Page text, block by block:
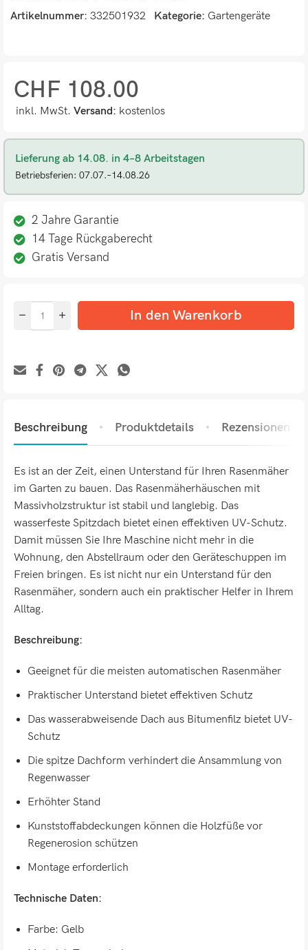
Artikelnummer: 332501932 Kategorie: Gartengeräte
CHF 108.00
inkl. MwSt. Versand: kostenlos
Lieferung ab 14.08. in 4–8 Arbeitstagen
Betriebsferien: 07.07.–14.08.26
2 Jahre Garantie
14 Tage Rückgaberecht
Gratis Versand
In den Warenkorb
Beschreibung Produktdetails Rezensionen (0)
Es ist an der Zeit, einen Unterstand für Ihren Rasenmäher
im Garten zu bauen. Das Rasenmäherhäuschen mit
Massivholzstruktur ist stabil und langlebig. Das
wasserfeste Spitzdach bietet einen effektiven UV-Schutz.
Damit müssen Sie Ihre Maschine nicht mehr in die
Wohnung, den Abstellraum oder den Geräteschuppen im
Freien bringen. Es ist nicht nur ein Unterstand für den
Rasenmäher, sondern auch ein praktischer Helfer in Ihrem
Alltag.
Beschreibung:
Geeignet für die meisten automatischen Rasenmäher
Praktischer Unterstand bietet effektiven Schutz
Das wasserabweisende Dach aus Bitumenfilz bietet UV-
Schutz
Die spitze Dachform verhindert die Ansammlung von
Regenwasser
Erhöhter Stand
Kunststoffabdeckungen können die Holzfüße vor
Regenerosion schützen
Montage erforderlich
Technische Daten:
Farbe: Gelb